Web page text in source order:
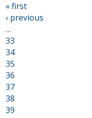
« first
‹ previous
…
33
34
35
36
37
38
39